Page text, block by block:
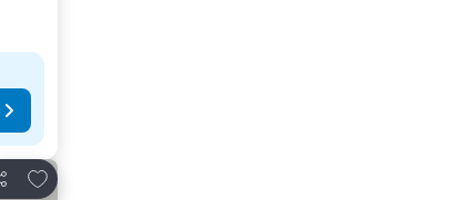
Ajouter à mes favoris